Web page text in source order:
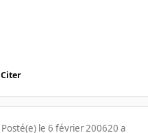
Citer
Posté(e) le 6 février 200620 a